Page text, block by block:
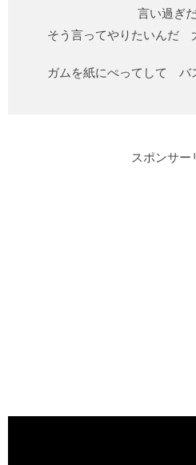
言い過ぎ
そう言ってやりたいんだ
ガムを紙にぺってして バ
スポンサー